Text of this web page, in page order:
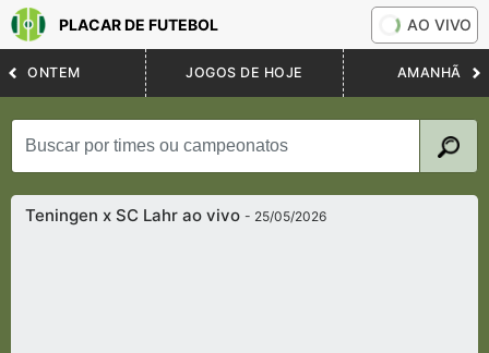
PLACAR DE FUTEBOL AO VIVO
ONTEM JOGOS DE HOJE AMANHÃ
Teningen x SC Lahr ao vivo- 25/05/2026